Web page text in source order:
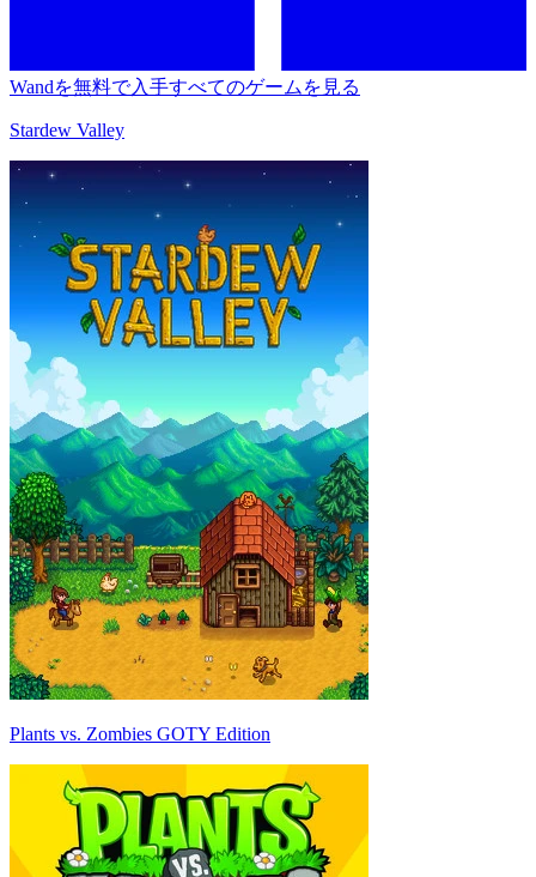
Wandを無料で入手すべてのゲームを見る
Stardew Valley
Plants vs. Zombies GOTY Edition